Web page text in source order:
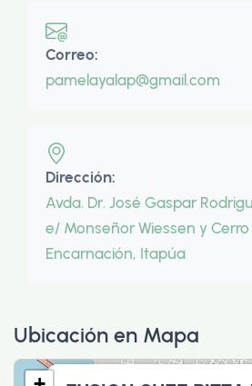
Correo:
pamelayalap@gmail.com
Dirección:
Avda. Dr. José Gaspar
e/ Monseñor Wiessen y Cerro
Encarnación, Itapúa
Ubicación en Mapa